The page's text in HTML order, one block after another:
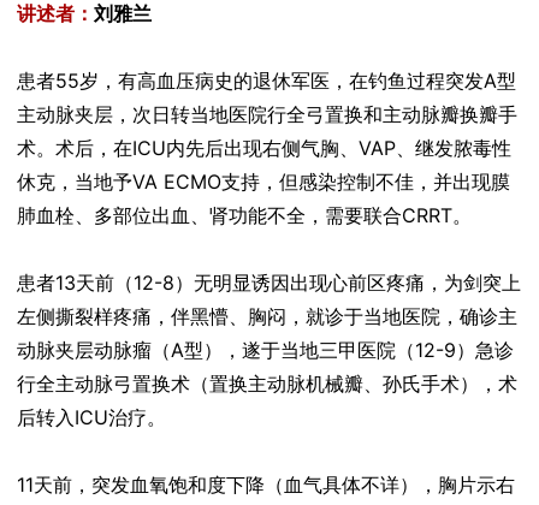
讲述者： 刘雅兰
患者55岁，有高血压病史的退休军医，在钓鱼过程突发A型
主动脉夹层，次日转当地医院行全弓置换和主动脉瓣换瓣手
术。术后，在ICU内先后出现右侧气胸、VAP、继发脓毒性
休克，当地予VA ECMO支持，但感染控制不佳，并出现膜
肺血栓、多部位出血、肾功能不全，需要联合CRRT。
患者13天前（12-8）无明显诱因出现心前区疼痛，为剑突上
左侧撕裂样疼痛，伴黑懵、胸闷，就诊于当地医院，确诊主
动脉夹层动脉瘤（A型），遂于当地三甲医院（12-9）急诊
行全主动脉弓置换术（置换主动脉机械瓣、孙氏手术），术
后转入ICU治疗。
11天前，突发血氧饱和度下降（血气具体不详），胸片示右